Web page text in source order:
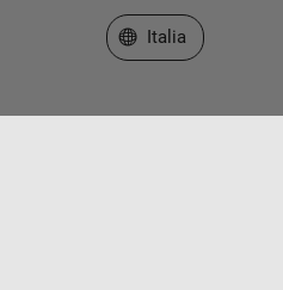
Seleziona un sito web
Italia